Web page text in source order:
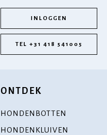
INLOGGEN
TEL +31 418 541005
ONTDEK
HONDENBOTTEN
HONDENKLUIVEN